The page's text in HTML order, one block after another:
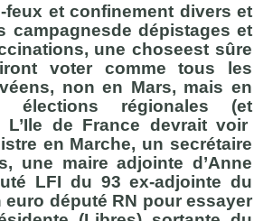
feux et confinement divers et
campagnesde dépistages et
une choseest sûre
voter comme tous les
non en Mars, mais en
régionales (et
L’Ile de France devrait voir
en Marche, un secrétaire
une maire adjointe d’Anne
LFI du 93 ex-adjointe du
euro député RN pour essayer